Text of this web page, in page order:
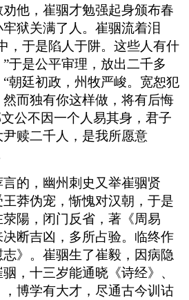
他，崔骃才勉强起身颁布春
狱关满了人。崔骃流着泪
，于是陷人于阱。这些人有什
于是公平审理，放出二千多
朝廷初政，州牧严峻。宽恕犯
而独有你这样做，将有后悔
公不因一个人易其身，君子
赎二千人，是我所愿意
的，幽州刺史又举崔骃贤
莽伪宠，惭愧对汉朝，于是
陽，闭门反省，著《周易
断吉凶，多所占验。临终作
》。崔骃生了崔毅，因病隐
，十三岁能通晓《诗经》、
，博学有大才，尽通古今训诂